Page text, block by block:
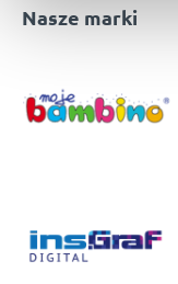
Nasze marki